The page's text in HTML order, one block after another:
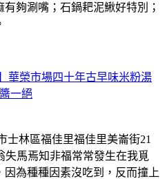
夠涮嘴；石鍋耙泥鰍好特別；
華榮市場四十年古早味米粉湯
一絕
士林區福佳里福佳里美崙街21
失馬焉知非福常常發生在我覓
為種種因素沒吃到，反而撞上